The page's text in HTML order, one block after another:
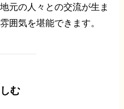
元の人々との交流が生ま
囲気を堪能できます。
む